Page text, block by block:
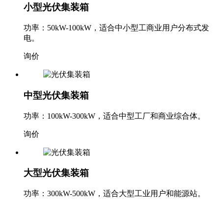
小型光伏集装箱
功率：50kW-100kW，适合中小型工商业用户分布式发
电。
询价
中型光伏集装箱
功率：100kW-300kW，适合中型工厂和商业综合体。
询价
大型光伏集装箱
功率：300kW-500kW，适合大型工业用户和能源站。